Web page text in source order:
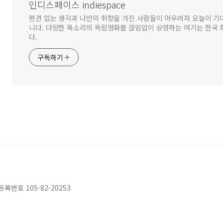
인디스페이스 indiespace
편견 없는 생각과 나만의 취향을 가진 사람들이 어우러져 오늘이
니다. 다양한 목소리의 독립영화를 끊임없이 상영하는 여기는 한국
다.
구독하기
록번호 105-82-20253